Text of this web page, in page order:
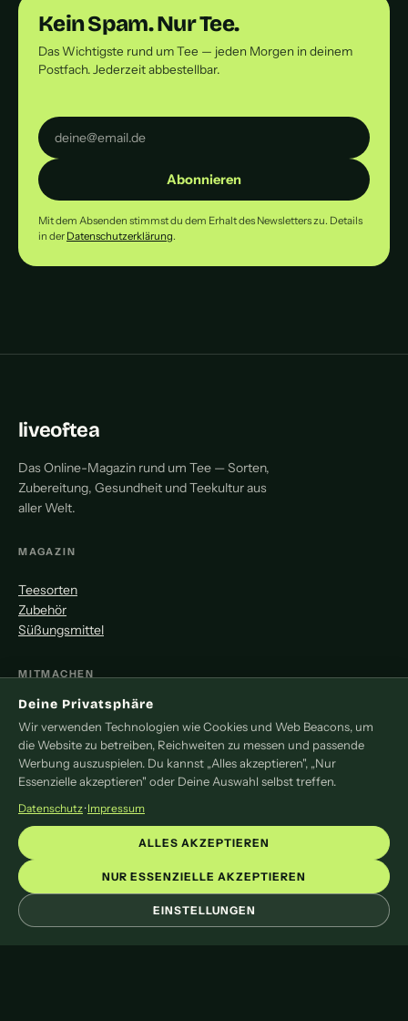
Kein Spam. Nur Tee.
Das Wichtigste rund um Tee — jeden Morgen in deinem
Postfach. Jederzeit abbestellbar.
Abonnieren
Mit dem Absenden stimmst du dem Erhalt des Newsletters zu. Details
in der Datenschutzerklärung.
liveoftea
Das Online-Magazin rund um Tee — Sorten,
Zubereitung, Gesundheit und Teekultur aus
aller Welt.
MAGAZIN
Teesorten
Zubehör
Süßungsmittel
MITMACHEN
Redaktion
Pressemitteilung
Newsletter
Kontakt
LEGAL
Impressum
Datenschutz
Cookie-Einstellungen
Deine Privatsphäre
Wir verwenden Technologien wie Cookies und Web Beacons, um
die Website zu betreiben, Reichweiten zu messen und passende
Werbung auszuspielen. Du kannst „Alles akzeptieren", „Nur
Essenzielle akzeptieren" oder Deine Auswahl selbst treffen.
Datenschutz·Impressum
EINSTELLUNGEN
NUR ESSENZIELLE AKZEPTIEREN
ALLES AKZEPTIEREN